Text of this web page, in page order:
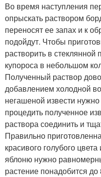
Во время наступления
опрыскать раствором
переносят ее запах и к
подойдут. Чтобы
растворить в стеклянной
купороса в небольшом
Полученный раствор
добавлением холодной
негашеной извести
процедить полученное
раствора соединить и
Правильно
красивого голубого
яблоню нужно
растение понадобится до